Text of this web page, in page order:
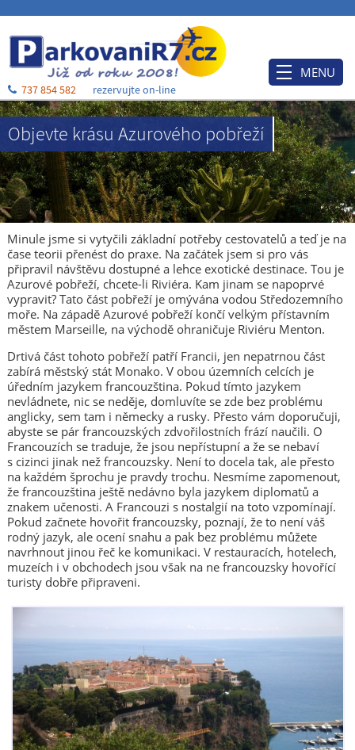
Objevte krásu Azurového pobřeží
Minule jsme si vytyčili základní potřeby cestovatelů a teď je na
čase teorii přenést do praxe. Na začátek jsem si pro vás
připravil návštěvu dostupné a lehce exotické destinace. Tou je
Azurové pobřeží, chcete-li Riviéra. Kam jinam se napoprvé
vypravit? Tato část pobřeží je omývána vodou Středozemního
moře. Na západě Azurové pobřeží končí velkým přístavním
městem Marseille, na východě ohraničuje Riviéru Menton.
Drtivá část tohoto pobřeží patří Francii, jen nepatrnou část
zabírá městský stát Monako. V obou územních celcích je
úředním jazykem francouzština. Pokud tímto jazykem
nevládnete, nic se neděje, domluvíte se zde bez problému
anglicky, sem tam i německy a rusky. Přesto vám doporučuji,
abyste se pár francouzských zdvořilostních frází naučili. O
Francouzích se traduje, že jsou nepřístupní a že se nebaví
s cizinci jinak než francouzsky. Není to docela tak, ale přesto
na každém šprochu je pravdy trochu. Nesmíme zapomenout,
že francouzština ještě nedávno byla jazykem diplomatů a
znakem učenosti. A Francouzi s nostalgií na toto vzpomínají.
Pokud začnete hovořit francouzsky, poznají, že to není váš
rodný jazyk, ale ocení snahu a pak bez problému můžete
navrhnout jinou řeč ke komunikaci. V restauracích, hotelech,
muzeích i v obchodech jsou však na ne francouzsky hovořící
turisty dobře připraveni.
737 854 582 rezervujte on-line
MENU
Úvod
Ceník
Rezervace
Po příjezdu
Ubytování
O nás
Blog
Kontakt a mapa